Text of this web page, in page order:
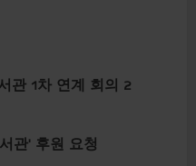
관 1차 연계 회의 2
관’ 후원 요청